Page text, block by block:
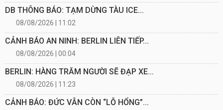
DB THÔNG BÁO: TẠM DỪNG TÀU ICE...
08/08/2026 | 11:02
CẢNH BÁO AN NINH: BERLIN LIÊN TIẾP...
08/08/2026 | 00:04
BERLIN: HÀNG TRĂM NGƯỜI SẼ ĐẠP XE...
08/08/2026 | 11:23
CẢNH BÁO: ĐỨC VẪN CÒN “LỖ HỔNG”...